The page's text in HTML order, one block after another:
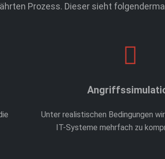
Prozess. Dieser sieht
Unter realistischen Bedingungen
IT-Systeme mehrfach zu